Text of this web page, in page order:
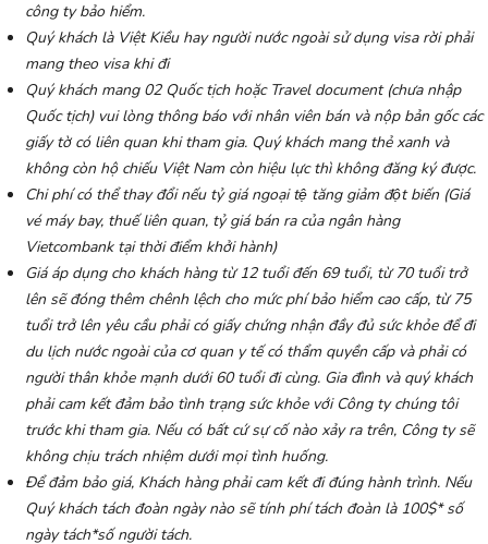
công ty bảo hiểm.
Quý khách là Việt Kiều hay người nước ngoài sử dụng visa rời phải
mang theo visa khiđi
Quý khách mang 02 Quốc tịch hoặc Travel document (chưa nhập
Quốc tịch) vui lòng thông báo với nhân viên bán và nộp bản gốc các
giấy tờ có liên quan khi tham gia. Quý khách mang thẻ xanh và
không còn hộ chiếu Việt Nam còn hiệu lực thì không đăng ký được.
Chi phí có thể thay đổi nếu tỷ giá ngoại tệ tăng giảm đột biến (Giá
vé máy bay, thuế liên quan, tỷ giá bán ra của ngân hàng
Vietcombank tại thời điểm khởi hành)
Giá áp dụng cho khách hàng từ 12 tuổi đến 69 tuổi, từ 70 tuổi trở
lên sẽ đóng thêm chênh lệch cho mức phí bảo hiểm cao cấp, từ 75
tuổi trở lên yêu cầu phải có giấy chứng nhận đầy đủ sức khỏe để đi
du lịch nước ngoài của cơ quan y tế có thẩm quyền cấp và phải có
người thân khỏe mạnh dưới 60 tuổi đi cùng. Gia đình và quý khách
phải cam kết đảm bảo tình trạng sức khỏe với Công ty chúng tôi
trước khi tham gia. Nếu có bất cứ sự cố nào xảy ra trên, Công ty sẽ
không chịu trách nhiệm dưới mọi tình huống.
Để đảm bảo giá, Khách hàng phải cam kết đi đúng hành trình. Nếu
Quý khách tách đoàn ngày nào sẽ tính phí tách đoàn là 100$* số
ngày tách*số người tách.